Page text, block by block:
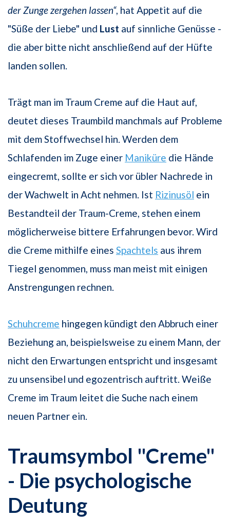
der Zunge zergehen lassen“, hat Appetit auf die
"Süße der Liebe" und Lust auf sinnliche Genüsse -
die aber bitte nicht anschließend auf der Hüfte
landen sollen.
Trägt man im Traum Creme auf die Haut auf,
deutet dieses Traumbild manchmals auf Probleme
mit dem Stoffwechsel hin. Werden dem
Schlafenden im Zuge einer Maniküre die Hände
eingecremt, sollte er sich vor übler Nachrede in
der Wachwelt in Acht nehmen. Ist Rizinusöl ein
Bestandteil der Traum-Creme, stehen einem
möglicherweise bittere Erfahrungen bevor. Wird
die Creme mithilfe eines Spachtels aus ihrem
Tiegel genommen, muss man meist mit einigen
Anstrengungen rechnen.
Schuhcreme hingegen kündigt den Abbruch einer
Beziehung an, beispielsweise zu einem Mann, der
nicht den Erwartungen entspricht und insgesamt
zu unsensibel und egozentrisch auftritt. Weiße
Creme im Traum leitet die Suche nach einem
neuen Partner ein.
Traumsymbol "Creme"
- Die psychologische
Deutung